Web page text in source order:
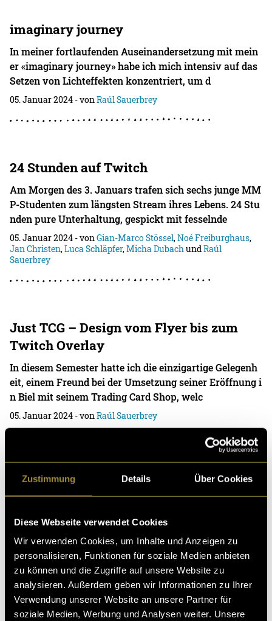
Zustimmung Details Über Cookies
Diese Webseite verwendet Cookies
Wir verwenden Cookies, um Inhalte und Anzeigen zu
personalisieren, Funktionen für soziale Medien anbieten
zu können und die Zugriffe auf unsere Website zu
analysieren. Außerdem geben wir Informationen zu Ihrer
Verwendung unserer Website an unsere Partner für
soziale Medien, Werbung und Analysen weiter. Unsere
imaginary journey
In meiner fortlaufenden Auseinandersetzung mit mein
er «imaginary journey» habe ich mich intensiv auf das
Setzen von Lichteffekten konzentriert, um d
05. Januar 2024 - vonRaúl Sauerbrey
24 Stunden auf Twitch
Am Morgen des 3. Januars trafen sich sechs junge MM
P-Studenten zum längsten Stream ihres Lebens. 24 Stu
nden pure Unterhaltung, gespickt mit fesselnde
05. Januar 2024 - vonGian-Marco Stössel,Noé Freiburghaus,
Jan Christen,Luca Schläpfer,Micha DubachundRaúl
Sauerbrey
Just TCG – Design vom Flyer bis zum
Twitch Overlay
In diesem Semester hatte ich die einzigartige Gelegenh
eit, einem Freund bei der Umsetzung seiner Eröffnung i
n Biel mit seinem Trading Card Shop, welc
05. Januar 2024 - vonRaúl Sauerbrey
Imaginary Journey
r zeichnen kann. Nur vielen ist die Zeit zu schade. Mir
nicht, ich versinke gerne in meine
14. Juni 2023- vonRaúl Sauerbrey